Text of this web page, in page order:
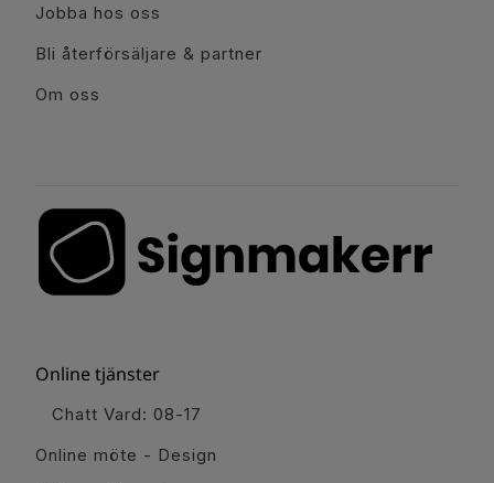
Jobba hos oss
Bli återförsäljare & partner
Om oss
Online tjänster
Chatt Vard: 08-17
Online möte - Design